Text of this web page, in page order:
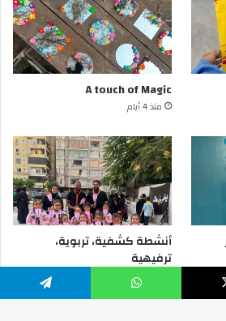
A touch of Magic
منذ 4 أيام
أنشطة كشفية، تربوية،
ترفيهية
واتساب تيلقرام